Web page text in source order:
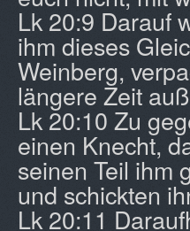
Lk 20:9 Darauf
ihm dieses
Weinberg,
längere Zeit
Lk 20:10 Zu
einen Knecht,
seinen Teil ihm
und schickten
Lk 20:11